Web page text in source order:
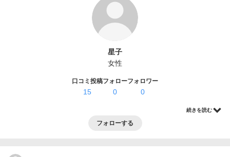
星子
女性
口コミ投稿
15
フォロー
0
フォロワー
0
続きを読む
フォローする